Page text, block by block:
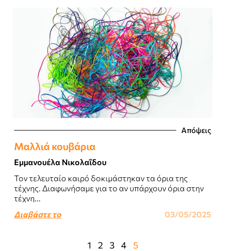
Απόψεις
Μαλλιά κουβάρια
Εμμανουέλα Νικολαΐδου
Τον τελευταίο καιρό δοκιμάστηκαν τα όρια της
τέχνης. Διαφωνήσαμε για το αν υπάρχουν όρια στην
τέχνη...
Διαβάστε το
03/05/2025
1 2 3 4 5